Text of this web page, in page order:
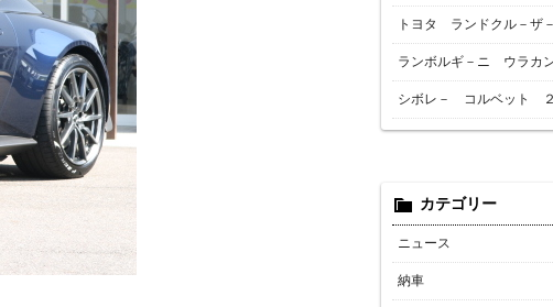
トヨタ ランドクル－ザ
ランボルギ－ニ ウラカ
シボレ－ コルベット
カテゴリー
ニュース
納車